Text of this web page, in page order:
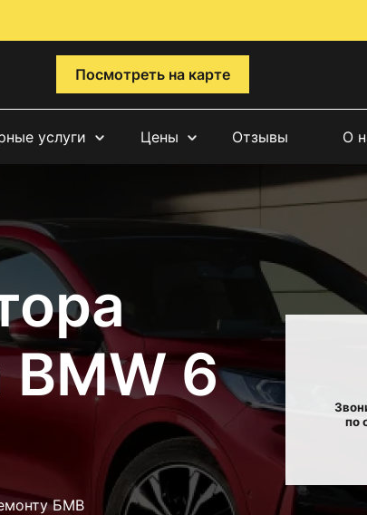
Посмотреть на карте
услуги Цены Отзывы О
6
БМВ
по